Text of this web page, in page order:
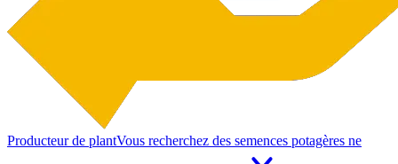
Producteur de plantVous recherchez des semences potagères ne